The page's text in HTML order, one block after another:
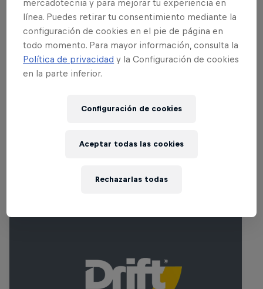
que exigen tanto precisión como
compromiso por parte de los pilotos.
¿Podrá Conor Shanahan empezar la defensa de su
título con una victoria? ¿O se recuperará Piotr
Więcek de su decepcionante final de 2025?
¡Síguelo en directo en Red Bull TV!
mercadotecnia y para mejorar tu experiencia en
línea. Puedes retirar tu consentimiento mediante la
configuración de cookies en el pie de página en
todo momento. Para mayor información, consulta la
Política de privacidad y la Configuración de cookies
en la parte inferior.
Configuración de cookies
Rechazarlas todas
Aceptar todas las cookies